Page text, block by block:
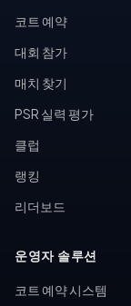
코트 예약
대회 참가
매치 찾기
PSR 실력 평가
클럽
랭킹
리더보드
운영자 솔루션
코트 예약 시스템